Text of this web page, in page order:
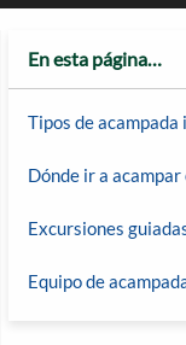
En esta página…
Tipos de acampada
Dónde ir a
Excursiones
Equipo de